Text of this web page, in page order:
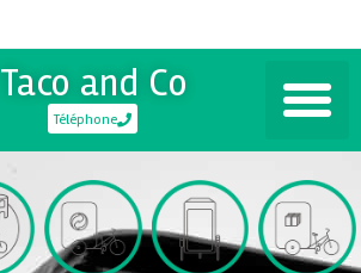
Taco and Co
Téléphone